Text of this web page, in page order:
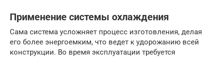
Применение системы охлаждения
Сама система усложняет процесс изготовления, делая
его более энергоемким, что ведет к удорожанию всей
конструкции. Во время эксплуатации требуется